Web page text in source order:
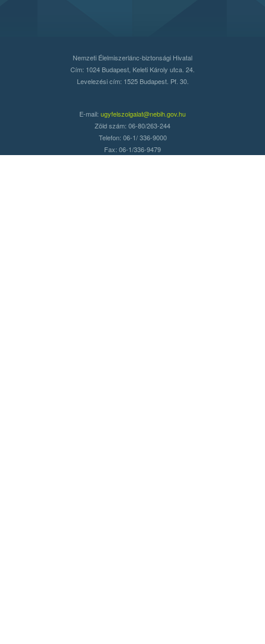
Nemzeti Élelmiszerlánc-biztonsági Hivatal
Cím: 1024 Budapest, Keleti Károly utca. 24.
Levelezési cím: 1525 Budapest. Pf. 30.
E-mail: ugyfelszolgalat@nebih.gov.hu
Zöld szám: 06-80/263-244
Telefon: 06-1/ 336-9000
Fax: 06-1/336-9479